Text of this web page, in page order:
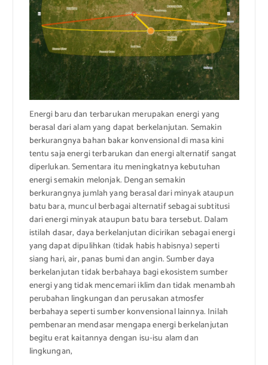
Energi baru dan terbarukan merupakan energi yang
berasal dari alam yang dapat berkelanjutan. Semakin
berkurangnya bahan bakar konvensional di masa kini
tentu saja energi terbarukan dan energi alternatif sangat
diperlukan. Sementara itu meningkatnya kebutuhan
energi semakin melonjak. Dengan semakin
berkurangnya jumlah yang berasal dari minyak ataupun
batu bara, muncul berbagai alternatif sebagai subtitusi
dari energi minyak ataupun batu bara tersebut. Dalam
istilah dasar, daya berkelanjutan dicirikan sebagai energi
yang dapat dipulihkan (tidak habis habisnya) seperti
siang hari, air, panas bumi dan angin. Sumber daya
berkelanjutan tidak berbahaya bagi ekosistem sumber
energi yang tidak mencemari iklim dan tidak menambah
perubahan lingkungan dan perusakan atmosfer
berbahaya seperti sumber konvensional lainnya. Inilah
pembenaran mendasar mengapa energi berkelanjutan
begitu erat kaitannya dengan isu-isu alam dan
lingkungan,